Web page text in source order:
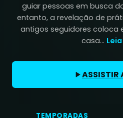
guiar pessoas em busca
entanto, a revelação de
antigos seguidores coloca
casa...
ASSISTIR
TEMPORADAS